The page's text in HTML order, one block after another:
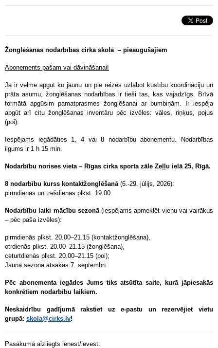
Žonglēšanas nodarbības cirka skolā – pieaugušajiem
Abonements pašam vai dāvināšanai!
Ja ir vēlme apgūt ko jaunu un pie reizes uzlabot kustību koordināciju un
prāta asumu, žonglēšanas nodarbības ir tieši tas, kas vajadzīgs. Brīvā
formātā apgūsim pamatprasmes žonglēšanai ar bumbiņām. Ir iespēja
apgūt arī citu žonglēšanas inventāru pēc izvēles: vāles, riņķus, pojus
(poi).
Iespējams iegādāties 1, 4 vai 8 nodarbību abonementu. Nodarbības
ilgums ir 1 h 15 min.
Nodarbību norises vieta – Rīgas cirka sporta zāle Zeļļu ielā 25, Rīgā.
8 nodarbību kurss kontaktžonglēšanā(6.-29. jūlijs, 2026):
pirmdienās un trešdienās plkst. 19.00
Nodarbību laiki mācību sezonā(iespējams apmeklēt vienu vai vairākus
– pēc paša izvēles):
pirmdienās plkst. 20.00–21.15 (kontaktžonglēšana),
otrdienās plkst. 20.00–21.15 (žonglēšana),
ceturtdienās plkst. 20.00–21.15 (poi);
Jaunā sezona atsākas 7. septembrī.
Pēc abonementa iegādes Jums tiks atsūtīta saite, kurā jāpiesakās
konkrētiem nodarbību laikiem.
Neskaidrību gadījumā rakstiet uz e-pastu un rezervējiet vietu
grupā: skola@cirks.lv!
Pasākumā aizliegts ienest/ievest: